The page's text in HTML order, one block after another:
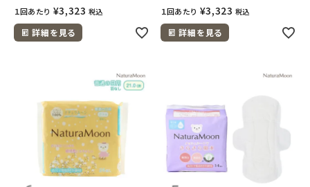
１回あたり ¥3,323 税込
詳細を見る
１回あたり ¥3,323 税込
詳細を見る